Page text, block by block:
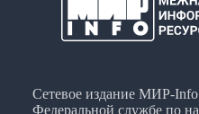
Сетевое издание МИР-Info
Федеральной службе по